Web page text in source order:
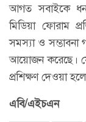
আগত সবাইকে
মিডিয়া ফোরাম
সমস্যা ও
আয়োজন করেছে।
প্রশিক্ষণ দেওয়া
এবি/এইচএন